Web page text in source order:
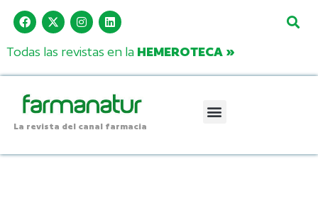
Todas las revistas en la HEMEROTECA »
La revista del canal farmacia